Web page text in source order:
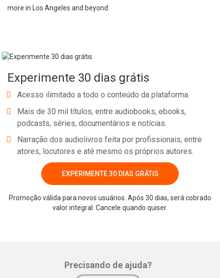
more in Los Angeles and beyond.
Experimente 30 dias grátis
Acesso ilimitado a todo o conteúdo da plataforma.
Mais de 30 mil títulos, entre audiobooks, ebooks,
podcasts, séries, documentários e notícias.
Narração dos audiolivros feita por profissionais, entre
atores, locutores e até mesmo os próprios autores.
EXPERIMENTE 30 DIAS GRÁTIS
Promoção válida para novos usuários. Após 30 dias, será cobrado
valor integral. Cancele quando quiser.
Precisando de ajuda?